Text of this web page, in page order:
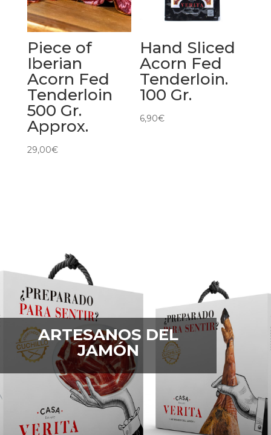
Piece of
Iberian
Acorn Fed
Tenderloin
500 Gr.
Approx.
29,00€
Hand Sliced
Acorn Fed
Tenderloin.
100 Gr.
6,90€
ARTESANOS DEL
JAMÓN